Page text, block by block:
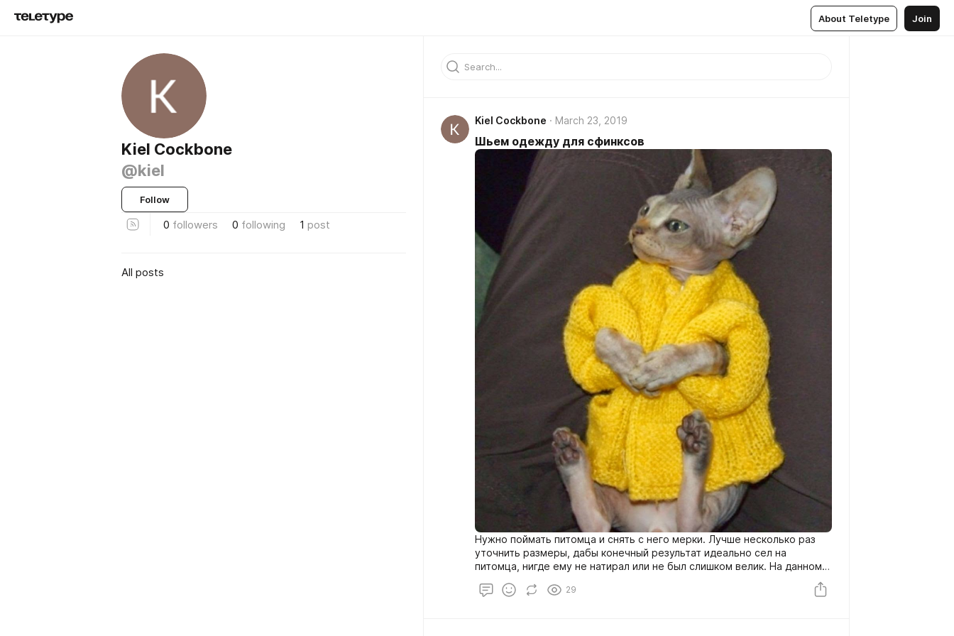
About Teletype Join
Kiel Cockbone
@kiel
Follow
0 followers 0 following 1 post
All posts
Kiel Cockbone March 23, 2019
Шьем одежду для сфинксов
Нужно поймать питомца и снять с него мерки. Лучше несколько раз
уточнить размеры, дабы конечный результат идеально сел на
питомца, нигде ему не натирал или не был слишком велик. На данном
29